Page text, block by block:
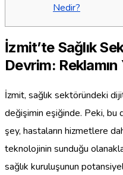
Nedir?
İzmit’te Sağlık
Devrim:
İzmit, sağlık sektöründeki
değişimin eşiğinde. Peki, bu
şey, hastaların hizmetlere
teknolojinin sunduğu
sağlık kuruluşunun